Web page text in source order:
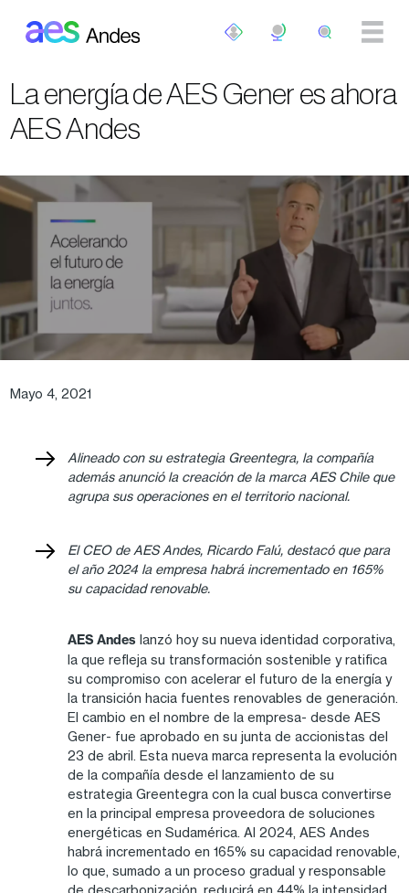
La energía de AES Gener es ahora
AES Andes
Mayo 4, 2021
Alineado con su estrategia Greentegra, la compañía
además anunció la creación de la marca AES Chile que
agrupa sus operaciones en el territorio nacional.
El CEO de AES Andes, Ricardo Falú, destacó que para
el año 2024 la empresa habrá incrementado en 165%
su capacidad renovable.
AES Andeslanzó hoy su nueva identidad corporativa,
la que refleja su transformación sostenible y ratifica
su compromiso con acelerar el futuro de la energía y
la transición hacia fuentes renovables de generación.
El cambio en el nombre de la empresa- desde AES
Gener- fue aprobado en su junta de accionistas del
23 de abril. Esta nueva marca representa la evolución
de la compañía desde el lanzamiento de su
estrategia Greentegra con la cual busca convertirse
en la principal empresa proveedora de soluciones
energéticas en Sudamérica. Al 2024, AES Andes
habrá incrementado en 165% su capacidad renovable,
lo que, sumado a un proceso gradual y responsable
de descarbonización, reducirá en 44% la intensidad